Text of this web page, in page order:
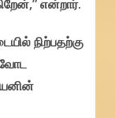
என்றார்.
நிற்பதற்கு